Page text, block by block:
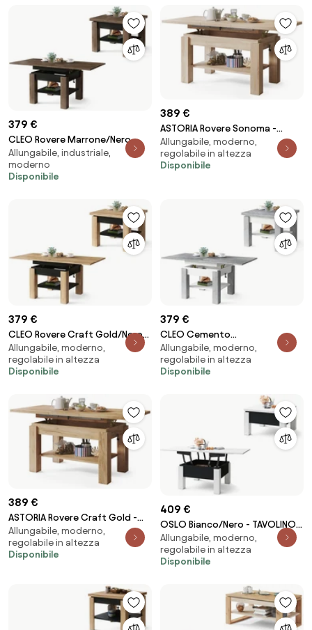
379 €
CLEO Rovere Marrone/Nero
Opaco - TAVOLINO
TRASFORMABILE SALVASPAZIO
CON PIANO ALLUNGABILE E
Allungabile, industriale,
moderno
Disponibile
389 €
ASTORIA Rovere Sonoma -
TAVOLINO TRASFORMABILE
SALVASPAZIO ALLUNGABILE
ALZABILE CON RIPIANO INFERIORE
Allungabile, moderno,
regolabile in altezza
Disponibile
379 €
CLEO Rovere Craft Gold/Nero
Opaco- TAVOLINO
TRASFORMABILE SALVASPAZIO
CON PIANO ALLUNGABILE E
Allungabile, moderno,
regolabile in altezza
Disponibile
379 €
CLEO Cemento
Millennium/Bianco Opaco -
TAVOLINO TRASFORMABILE
SALVASPAZIO CON PIANO
Allungabile, moderno,
regolabile in altezza
Disponibile
389 €
ASTORIA Rovere Craft Gold -
TAVOLINO TRASFORMABILE
SALVASPAZIO ALLUNGABILE
ALZABILE CON RIPIANO INFERIORE
Allungabile, moderno,
regolabile in altezza
Disponibile
409 €
OSLO Bianco/Nero - TAVOLINO
TRASFORMABILE SALVASPAZIO
ALZABILE E ALLUNGABILE TAVOLO
Allungabile, moderno,
regolabile in altezza
Disponibile